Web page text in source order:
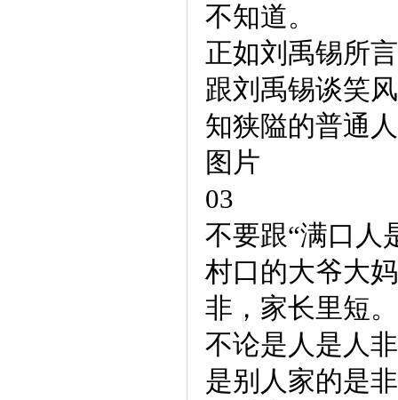
不知道。
正如刘禹锡所
跟刘禹锡谈笑
知狭隘的普通
图片
03
不要跟“满口人
村口的大爷大
非，家长里短。
不论是人是人
是别人家的是